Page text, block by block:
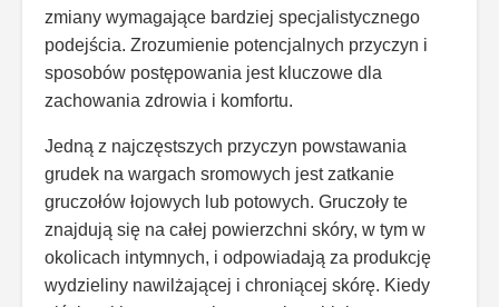
zmiany wymagające bardziej specjalistycznego
podejścia. Zrozumienie potencjalnych przyczyn i
sposobów postępowania jest kluczowe dla
zachowania zdrowia i komfortu.
Jedną z najczęstszych przyczyn powstawania
grudek na wargach sromowych jest zatkanie
gruczołów łojowych lub potowych. Gruczoły te
znajdują się na całej powierzchni skóry, w tym w
okolicach intymnych, i odpowiadają za produkcję
wydzieliny nawilżającej i chroniącej skórę. Kiedy